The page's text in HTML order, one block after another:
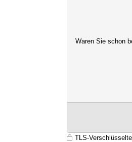
Waren Sie schon
TLS-